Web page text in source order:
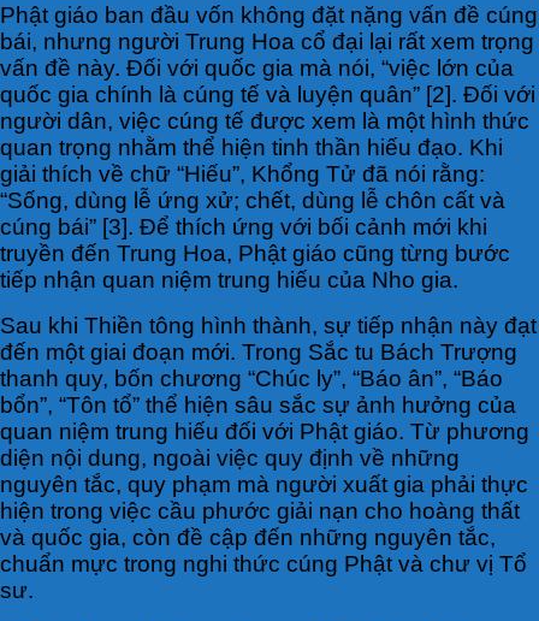
Phật giáo ban đầu vốn không đặt nặng vấn đề cúng
bái, nhưng người Trung Hoa cổ đại lại rất xem trọng
vấn đề này. Đối với quốc gia mà nói, “việc lớn của
quốc gia chính là cúng tế và luyện quân” [2]. Đối với
người dân, việc cúng tế được xem là một hình thức
quan trọng nhằm thể hiện tinh thần hiếu đạo. Khi
giải thích về chữ “Hiếu”, Khổng Tử đã nói rằng:
“Sống, dùng lễ ứng xử; chết, dùng lễ chôn cất và
cúng bái” [3]. Để thích ứng với bối cảnh mới khi
truyền đến Trung Hoa, Phật giáo cũng từng bước
tiếp nhận quan niệm trung hiếu của Nho gia.
Sau khi Thiền tông hình thành, sự tiếp nhận này đạt
đến một giai đoạn mới. Trong Sắc tu Bách Trượng
thanh quy, bốn chương “Chúc ly”, “Báo ân”, “Báo
bổn”, “Tôn tổ” thể hiện sâu sắc sự ảnh hưởng của
quan niệm trung hiếu đối với Phật giáo. Từ phương
diện nội dung, ngoài việc quy định về những
nguyên tắc, quy phạm mà người xuất gia phải thực
hiện trong việc cầu phước giải nạn cho hoàng thất
và quốc gia, còn đề cập đến những nguyên tắc,
chuẩn mực trong nghi thức cúng Phật và chư vị Tổ
sư.